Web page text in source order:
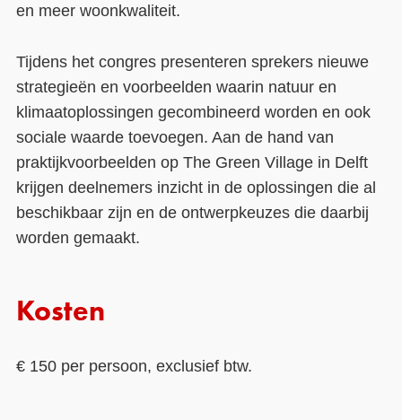
en meer woonkwaliteit.
Tijdens het congres presenteren sprekers nieuwe
strategieën en voorbeelden waarin natuur en
klimaatoplossingen gecombineerd worden en ook
sociale waarde toevoegen. Aan de hand van
praktijkvoorbeelden op The Green Village in Delft
krijgen deelnemers inzicht in de oplossingen die al
beschikbaar zijn en de ontwerpkeuzes die daarbij
worden gemaakt.
Kosten
€ 150 per persoon, exclusief btw.